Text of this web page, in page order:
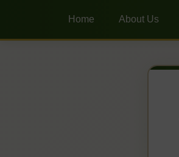
Home About Us